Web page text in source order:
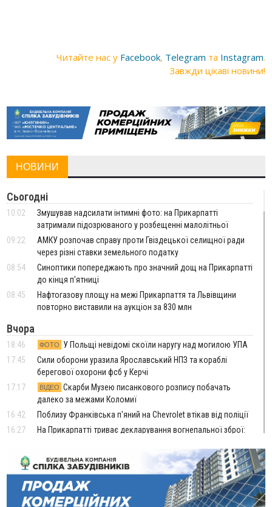
Читайте нас у Facebook, Telegram та Instagram.
Завжди цікаві новини!
НОВИНИ
Сьогодні
10:02
Змушував надсилати інтимні фото: на Прикарпатті
затримали підозрюваного у розбещенні малолітньої
09:22
АМКУ розпочав справу проти Гвіздецької селищної ради
через різні ставки земельного податку
08:54
Синоптики попереджають про значний дощ на Прикарпатті
до кінця п'ятниці
08:45
Нафтогазову площу на межі Прикарпаття та Львівщини
повторно виставили на аукціон за 830 млн
Вчора
18:46 ФОТО
У Польщі невідомі скоїли наругу над могилою УПА
17:45
Сили оборони уразила Ярославський НПЗ та кораблі
берегової охорони фсб у Керчі
17:17
ВІДЕО Скарби Музею писанкового розпису побачать
далеко за межами Коломиї
16:42
Поблизу Франківська п'яний на Chevrolet втікав від поліції
16:27
На Прикарпатті триває декларування вогнепальної зброї:
15:58
Понад 9 тис. прикарпатських вступників отримали
рекомендації до зарахування на бакалаврат у ВНЗ
15:28
Кілька вулиць у Долині тимчасово залишаться без газу
15:02
ФОТО У Старуні відбулася Патріарша проща